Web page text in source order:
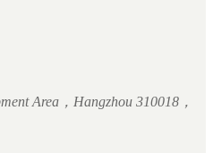
Area，Hangzhou 310018，